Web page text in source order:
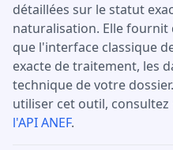
détaillées sur le statut
naturalisation. Elle fournit
que l'interface classique
exacte de traitement, les
technique de votre
utiliser cet outil,
l'API ANEF.